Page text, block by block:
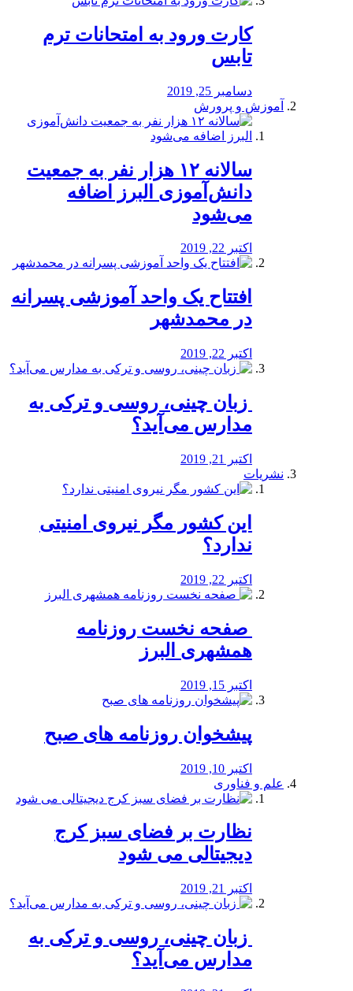
کارت ورود به امتحانات ترم
تابس
دسامبر 25, 2019
آموزش و پرورش
️سالانه ۱۲ هزار نفر به جمعیت
دانش‌آموزی البرز اضافه
می‌شود
اکتبر 22, 2019
افتتاح یک واحد آموزشی پسرانه
در محمدشهر
اکتبر 22, 2019
️ زبان چینی، روسی و ترکی به
مدارس می‌آید؟
اکتبر 21, 2019
نشریات
این کشور مگر نیروی امنیتی
ندارد؟
اکتبر 22, 2019
️ صفحه نخست روزنامه‌
همشهری البرز
اکتبر 15, 2019
پیشخوان روزنامه های صبح
اکتبر 10, 2019
علم و فناوری
نظارت بر فضای سبز کرج
دیجیتالی می شود
اکتبر 21, 2019
️ زبان چینی، روسی و ترکی به
مدارس می‌آید؟